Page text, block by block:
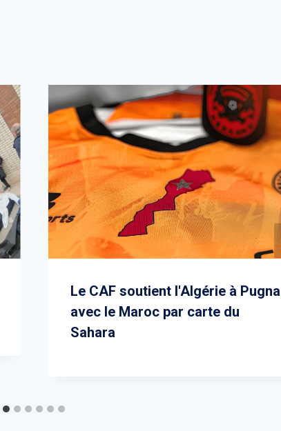
Le CAF soutient l'Algérie à Pugna
avec le Maroc par carte du
Sahara